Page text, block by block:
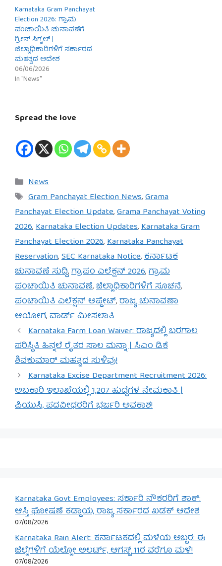
Karnataka Gram Panchayat
Election 2026: ಗ್ರಾಮ
ಪಂಚಾಯಿತಿ ಚುನಾವಣೆಗೆ
ಗ್ರೀನ್ ಸಿಗ್ನಲ್ |
ಜಿಲ್ಲಾಧಿಕಾರಿಗಳಿಗೆ ಸರ್ಕಾರದ
ಮಹತ್ವದ ಆದೇಶ
06/06/2026
In "News"
Spread the love
Categories
News
Tags
Gram Panchayat Election News,Grama
Panchayat Election Update,Grama Panchayat Voting
2026,Karnataka Election Updates,Karnataka Gram
Panchayat Election 2026,Karnataka Panchayat
Reservation,SEC Karnataka Notice,ಕರ್ನಾಟಕ
ಚುನಾವಣೆ ಸುದ್ದಿ,ಗ್ರಾಪಂ ಎಲೆಕ್ಷನ್ 2026,ಗ್ರಾಮ
ಪಂಚಾಯಿತಿ ಚುನಾವಣೆ,ಜಿಲ್ಲಾಧಿಕಾರಿಗಳಿಗೆ ಸೂಚನೆ,
ಪಂಚಾಯಿತಿ ಎಲೆಕ್ಷನ್ ಅಪ್ಡೇಟ್,ರಾಜ್ಯ ಚುನಾವಣಾ
ಆಯೋಗ,ವಾರ್ಡ್ ಮೀಸಲಾತಿ
Karnataka Farm Loan Waiver: ರಾಜ್ಯದಲ್ಲಿ ಬರಗಾಲ
ಪರಿಸ್ಥಿತಿ ಹಿನ್ನಲೆ ರೈತರ ಸಾಲ ಮನ್ನಾ | ಸಿಎಂ ಡಿಕೆ
ಶಿವಕುಮಾರ್ ಮಹತ್ವದ ಸುಳಿವು!
Karnataka Excise Department Recruitment 2026:
ಅಬಕಾರಿ ಇಲಾಖೆಯಲ್ಲಿ 1,207 ಹುದ್ದೆಗಳ ನೇಮಕಾತಿ |
ಪಿಯುಸಿ, ಪದವೀಧರರಿಗೆ ಭರ್ಜರಿ ಅವಕಾಶ!
Karnataka Govt Employees: ಸರ್ಕಾರಿ ನೌಕರರಿಗೆ ಶಾಕ್:
ಆಸ್ತಿ ಘೋಷಣೆ ಕಡ್ಡಾಯ, ರಾಜ್ಯ ಸರ್ಕಾರದ ಖಡಕ್ ಆದೇಶ
07/08/2026
Karnataka Rain Alert: ಕರ್ನಾಟಕದಲ್ಲಿ ಮಳೆಯ ಅಬ್ಬರ: ಈ
ಜಿಲ್ಲೆಗಳಿಗೆ ಯೆಲ್ಲೋ ಅಲರ್ಟ್, ಆಗಸ್ಟ್ 11ರ ವರೆಗೂ ಮಳೆ!
07/08/2026